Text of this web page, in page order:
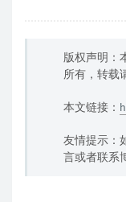
版权声明：
所有，转载
本文链接：
友情提示：
言或者联系